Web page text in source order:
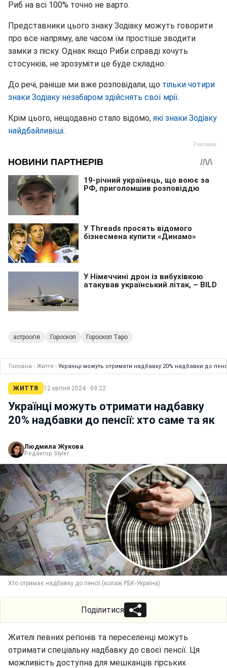
Риб на всі 100% точно не варто.
Представники цього знаку Зодіаку можуть говорити
про все напряму, але часом їм простіше зводити
замки з піску. Однак якщо Риби справді хочуть
стосунків, не зрозуміти це буде складно.
До речі, раніше ми вже розповідали, що тільки чотири
знаки Зодіаку незабаром здійснять свої мрії.
Крім цього, нещодавно стало відомо, які знаки Зодіаку
найдбайливіші.
астроогія Гороскоп Гороскоп Таро
Головна › Життя › Українці можуть отримати надбавку 20% надбавки до
ЖИТТЯ 12 квітня 2024 · 09:22
Українці можуть отримати надбавку
20% надбавки до пенсії: хто саме та як
Людмила Жукова
Редактор Styler
Хто отримає надбавку до пенсії (колаж РБК-Україна)
Поділитися
Жителі певних регіонів та переселенці можуть
отримати спеціальну надбавку до своєї пенсії. Ця
можливість доступна для мешканців гірських